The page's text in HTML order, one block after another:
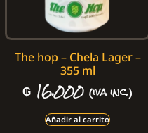
The hop – Chela Lager –
355 ml
₲ 16.000 (iva inc.)
Añadir al carrito